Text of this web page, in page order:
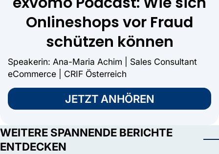
Onlineshops vor Fraud
schützen können
Speakerin: Ana-Maria Achim | Sales Consultant
eCommerce | CRIF Österreich
JETZT ANHÖREN
WEITERE SPANNENDE BERICHTE
ENTDECKEN